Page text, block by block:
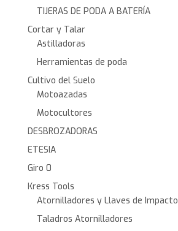
TIJERAS DE PODA A BATERÍA
Cortar y Talar
Astilladoras
Herramientas de poda
Cultivo del Suelo
Motoazadas
Motocultores
DESBROZADORAS
ETESIA
Giro 0
Kress Tools
Atornilladores y Llaves de Impacto
Taladros Atornilladores